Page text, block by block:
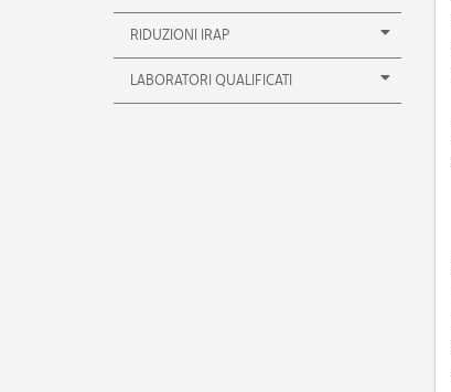
RIDUZIONI IRAP
LABORATORI QUALIFICATI